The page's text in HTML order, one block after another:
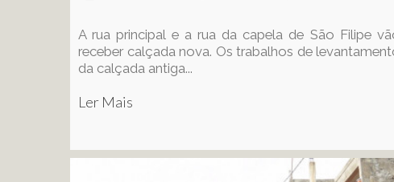
A rua principal e a rua da capela de São Filipe
receber calçada nova. Os trabalhos de
da calçada antiga...
Ler Mais